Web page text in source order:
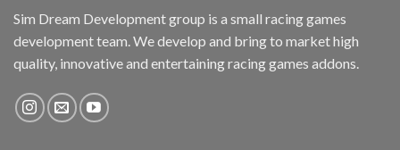
Sim Dream Development group is a small racing games
development team. We develop and bring to market high
quality, innovative and entertaining racing games addons.